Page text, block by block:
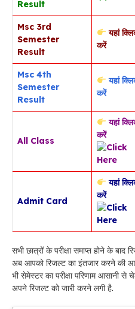
Result
Msc 3rd
Semester
Result
यहां
करें
Msc 4th
Semester
Result
यहां
करें
All Class
यहां
करें
Admit Card
यहां
करें
सभी छात्रों के परीक्षा समाप्त होने के बाद
अब आपको रिजल्ट का इंतजार करने की
भी सेमेस्टर का परीक्षा परिणाम आसानी से
अपने रिजल्ट को जारी करने लगी है.